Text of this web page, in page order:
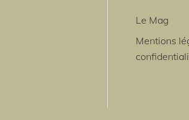
Le Mag
Mentions